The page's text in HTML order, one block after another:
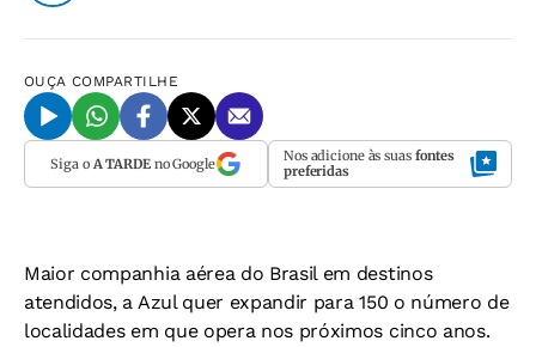
OUÇA COMPARTILHE
Siga o A TARDEno Google Nos adicione às suas fontes
preferidas
Maior companhia aérea do Brasil em destinos
atendidos, a Azul quer expandir para 150 o número de
localidades em que opera nos próximos cinco anos.